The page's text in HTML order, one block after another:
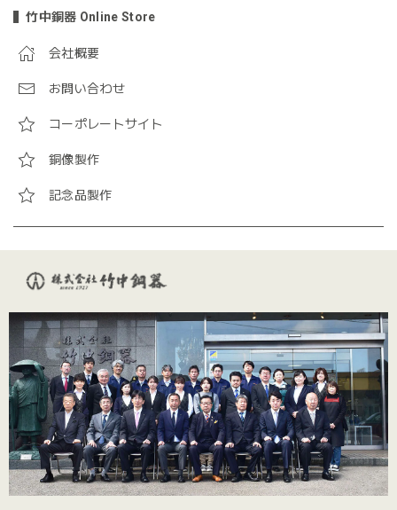
竹中銅器 Online Store
会社概要
お問い合わせ
コーポレートサイト
銅像製作
記念品製作